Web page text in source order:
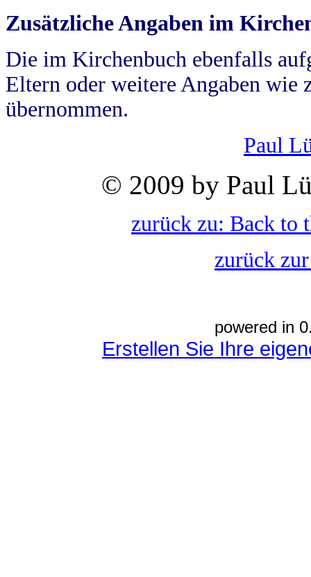
Zusätzliche Angaben im
Die im Kirchenbuch ebenfalls
Eltern oder weitere Angaben wie
übernommen.
Paul
© 2009 by Paul
zurück zu: Back to
zurück
powered in
Erstellen Sie Ihre